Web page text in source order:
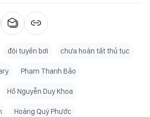
đội tuyển bơi chưa hoàn tất thủ tục
Phạm Thanh Bảo
Hồ Nguyễn Duy Khoa
Hoàng Quý Phước